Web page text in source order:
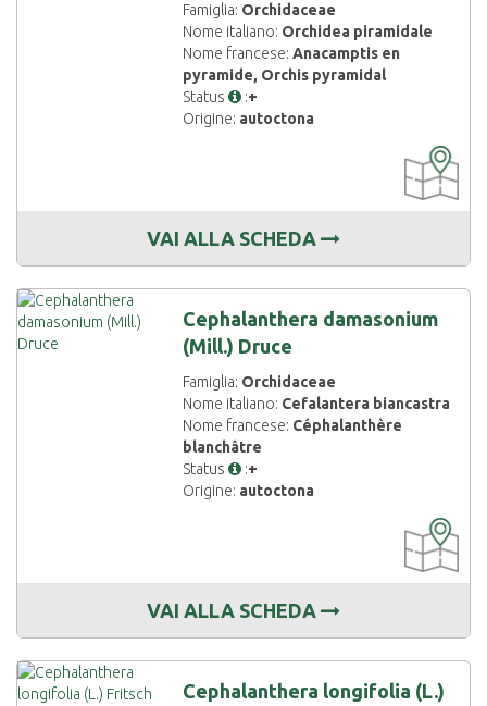
Famiglia: Orchidaceae
Nome italiano: Orchidea piramidale
Nome francese:Anacamptis en
pyramide, Orchis pyramidal
Status
:+
Origine: autoctona
DISPONIBILE
VAI ALLA SCHEDA
Cephalanthera damasonium
(Mill.) Druce
Famiglia: Orchidaceae
Nome italiano: Cefalantera biancastra
Nome francese: Céphalanthère
blanchâtre
Status
:+
Origine: autoctona
DISPONIBILE
VAI ALLA SCHEDA
Cephalanthera longifolia (L.)